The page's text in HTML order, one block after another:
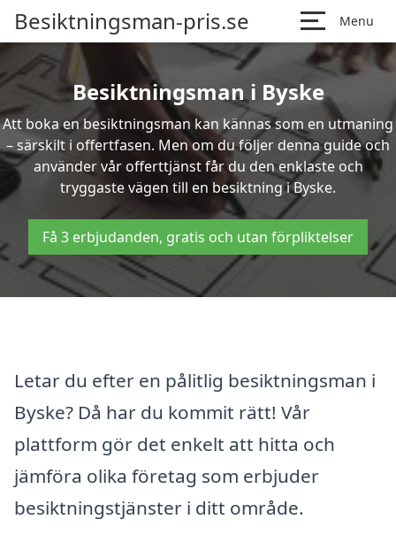
Besiktningsman-pris.se Menu
Besiktningsman i Byske
Att boka en besiktningsman kan kännas som en utmaning
– särskilt i offertfasen. Men om du följer denna guide och
använder vår offerttjänst får du den enklaste och
tryggaste vägen till en besiktning i Byske.
Få 3 erbjudanden, gratis och utan förpliktelser
Letar du efter en pålitlig besiktningsman i
Byske? Då har du kommit rätt! Vår
plattform gör det enkelt att hitta och
jämföra olika företag som erbjuder
besiktningstjänster i ditt område.